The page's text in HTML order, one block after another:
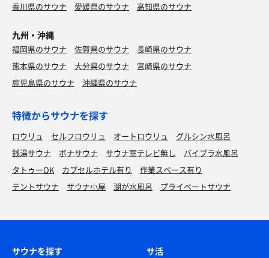
香川県のサウナ
愛媛県のサウナ 高知県のサウナ
九州・沖縄
福岡県のサウナ 佐賀県のサウナ
長崎県のサウナ
熊本県のサウナ
大分県のサウナ
宮崎県のサウナ
鹿児島県のサウナ
沖縄県のサウナ
特徴からサウナを探す
ロウリュ セルフロウリュ オートロウリュ
グルシン水風呂
銭湯サウナ
ボナサウナ サウナ室テレビ無し
バイブラ水風呂
タトゥーOK
カプセルホテル有り
作業スペース有り
テントサウナ
サウナ小屋 湖が水風呂 プライベートサウナ
サウナを探す サ活